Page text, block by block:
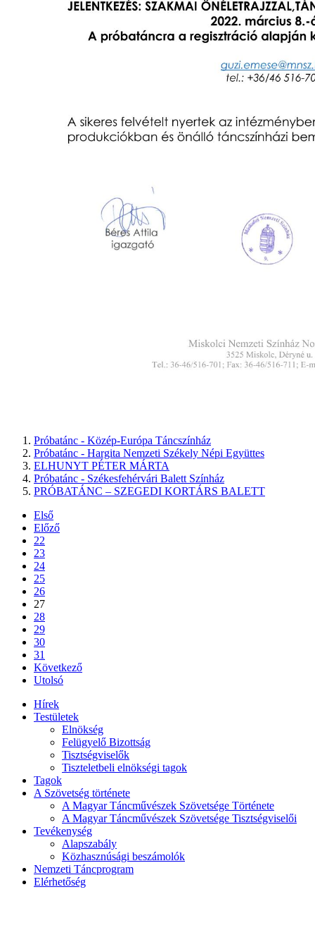
Próbatánc - Közép-Európa Táncszínház
Próbatánc - Hargita Nemzeti Székely Népi Együttes
ELHUNYT PÉTER MÁRTA
Próbatánc - Székesfehérvári Balett Színház
PRÓBATÁNC – SZEGEDI KORTÁRS BALETT
Első
Előző
22
23
24
25
26
27
28
29
30
31
Következő
Utolsó
Hírek
Testületek
Elnökség
Felügyelő Bizottság
Tisztségviselők
Tiszteletbeli elnökségi tagok
Tagok
A Szövetség története
A Magyar Táncművészek Szövetsége Története
A Magyar Táncművészek Szövetsége Tisztségviselői
Tevékenység
Alapszabály
Közhasznúsági beszámolók
Nemzeti Táncprogram
Elérhetőség